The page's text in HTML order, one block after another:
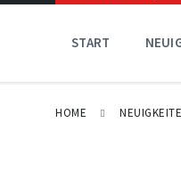
START
HOME